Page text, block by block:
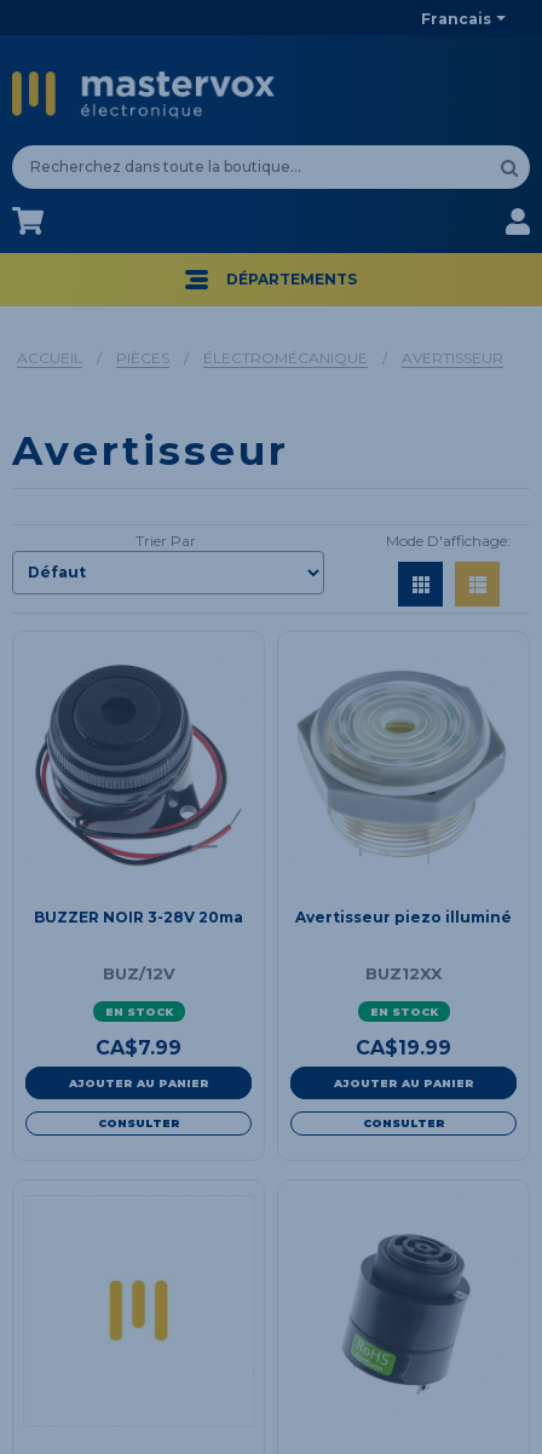
Francais
CA$
DÉPARTEMENTS
ACCUEIL / PIÈCES / ÉLECTROMÉCANIQUE / AVERTISSEUR
Avertisseur
Trier Par Mode D'affichage:
BUZZER NOIR 3-28V 20ma
BUZ/12V
EN STOCK
CA$7.99
AJOUTER AU PANIER
CONSULTER
Avertisseur piezo illuminé
BUZ12XX
EN STOCK
CA$19.99
AJOUTER AU PANIER
CONSULTER